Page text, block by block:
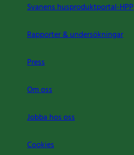
Svanens husproduktportal-HPP
Rapporter & undersökningar
Press
Om oss
Jobba hos oss
Cookies